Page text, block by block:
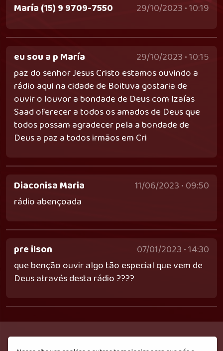
María (15) 9 9709-7550 29/10/2023 • 10:19
eu sou a p María
29/10/2023 • 10:15
paz do senhor Jesus Cristo estamos ouvindo a
rádio aqui na cidade de Boituva gostaria de
ouvir o louvor a bondade de Deus com Izaías
Saad oferecer a todos os amados de Deus que
todos possam agradecer pela a bondade de
Deus a paz a todos irmãos em Cri
Diaconisa Maria
11/06/2023 • 09:50
rádio abençoada
pre ilson
07/01/2023 • 14:30
que benção ouvir algo tão especial que vem de
Deus através desta rádio ????️